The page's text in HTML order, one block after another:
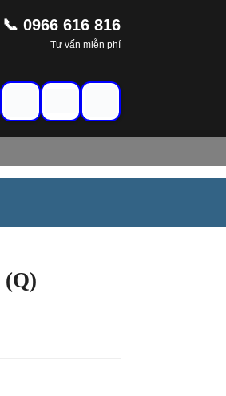
📞 0966 616 816
Tư vấn miễn phí
(Q)